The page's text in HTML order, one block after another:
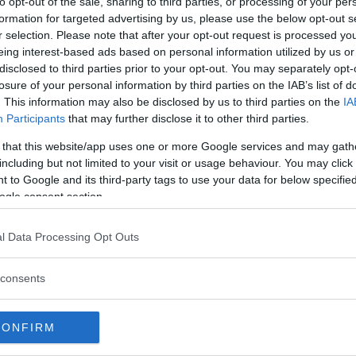
for targeted advertising by us, please use the below opt-out
selection. Please note that after your opt-out request is processed
interest-based ads based on personal information utilized by us
to third parties prior to your opt-out. You may separately
of your personal information by third parties on the IAB’s list of
This information may also be disclosed by us to third parties on the
Participants that may further disclose it to other third parties.
that this website/app uses one or more Google services and may
but not limited to your visit or usage behaviour. You may
to Google and its third-party tags to use your data for below
consent section.
Data Processing Opt Outs
da Le Iene (@redazioneiene)
haters, che si nascondono
dietro ad uno
negativi, critiche, siano in realtà
sono riuscite ad ottenere ciò che speravano
rifugianosul webattaccandochi ha
perché chi ti critica è sempre
di te. Non ti criticherà mai qualcuno
ha altro a cui pensare. C’è un lato
quanto gli hater ti odino, non ti
ottenuto, anzi possono motivarti ad